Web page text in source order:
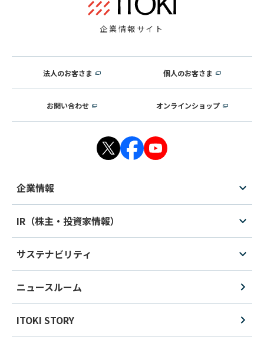
企業情報サイト
法人のお客さま 個人のお客さま
お問い合わせ オンラインショップ
企業情報
IR（株主・投資家情報）
サステナビリティ
ニュースルーム
ITOKI STORY